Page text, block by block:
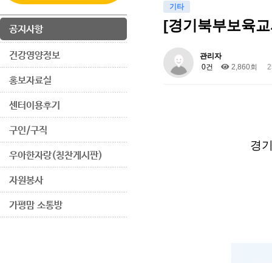
공지사항
건강영양정보
홍보자료실
센터이용후기
구인/구직
우아한자랑(칭찬게시판)
자원봉사
가평맘 소통방
기타
[경기북부보육
관리자
0건
2,860회
경